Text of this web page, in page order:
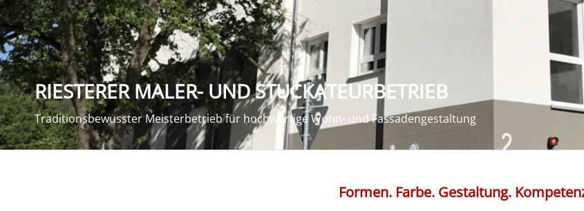
RIESTERER MALER- UND STUCKATEURBETRIEB
Traditionsbewusster Meisterbetrieb für hochwertige Wohn- und Fassadengestaltung
Formen. Farbe. Gestaltung.